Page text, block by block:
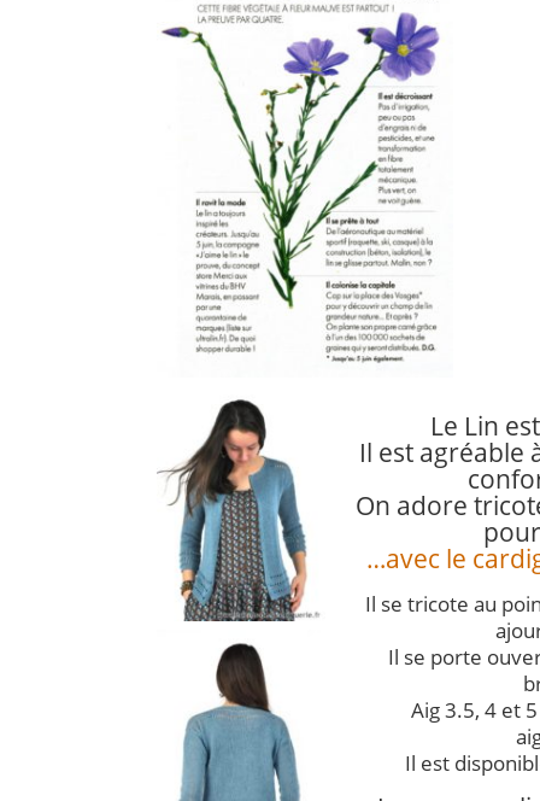
Le Lin
Il est agréable
On adore
…avec le
Il se tricote au
Il se porte
Aig 3.5, 4 et
Il est